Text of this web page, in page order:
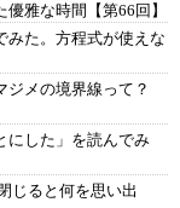
雅な時間【第66回】
みた。方程式が使えな
メの境界線って？
にした」を読んでみ
じると何を思い出